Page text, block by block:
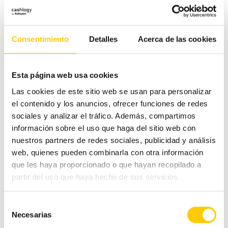
Consentimiento Detalles Acerca de las cookies
Esta página web usa cookies
Las cookies de este sitio web se usan para personalizar
el contenido y los anuncios, ofrecer funciones de redes
sociales y analizar el tráfico. Además, compartimos
información sobre el uso que haga del sitio web con
nuestros partners de redes sociales, publicidad y análisis
web, quienes pueden combinarla con otra información
que les haya proporcionado o que hayan recopilado a
partir del uso que haya hecho de sus servicios.
Necesarias
Categorías
#CashlogyContigo
Comercio Alimentación
Ferias y congresos
Hostelería